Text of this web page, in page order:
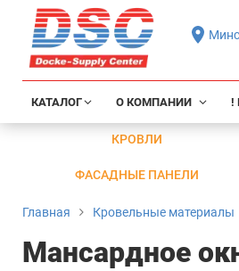
КАТАЛОГ О КОМПАНИИ !
КРОВЛИ
ФАСАДНЫЕ ПАНЕЛИ
Главная Кровельные материалы
Мансардное